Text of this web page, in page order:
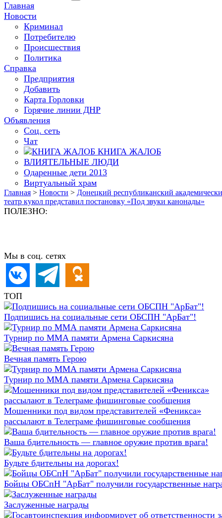
Главная
Новости
Криминал
Потребителю
Происшествия
Политика
Справка
Предприятия
Добавить
Карта Горловки
Горячие линии ДНР
Объявления
Соц. сеть
Чат
КНИГА ЖАЛОБ
ВЛИЯТЕЛЬНЫЕ ЛЮДИ
Одаренные дети 2013
Виртуальный храм
Главная > Новости > Донецкий республиканский
театр кукол представил постановку «Под звуки канонады»
ПОЛЕЗНО:
Мы в соц. сетях
ТОП
Подпишись на социальные сети ОБСПН "АрБат"!
Турнир по ММА памяти Армена Саркисяна
Вечная память Герою
Турнир по ММА памяти Армена Саркисяна
Мошенники под видом представителей «Феникса»
рассылают в Телеграме фишинговые сообщения
Ваша бдительность — главное оружие против врага!
Будьте бдительны на дорогах!
Бойцы ОБСпН "АрБат" получили государственные
Заслуженные награды